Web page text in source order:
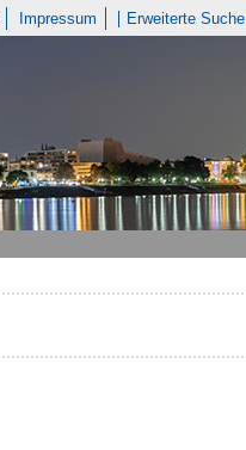
Impressum Erweiterte Suche